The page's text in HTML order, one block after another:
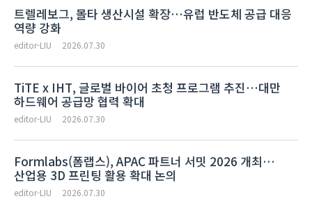
트렐레보그, 몰타 생산시설 확장…유럽 반도체 공급 대응
역량 강화
editor-LIU 2026.07.30
TiTE x IHT, 글로벌 바이어 초청 프로그램 추진…대만
하드웨어 공급망 협력 확대
editor-LIU 2026.07.30
Formlabs(폼랩스), APAC 파트너 서밋 2026 개최…
산업용 3D 프린팅 활용 확대 논의
editor-LIU 2026.07.30